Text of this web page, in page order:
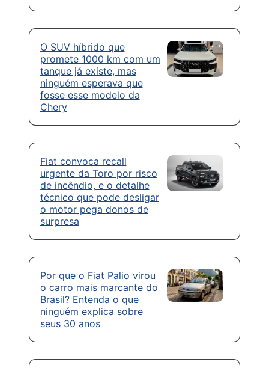
O SUV híbrido que
promete 1000 km com um
tanque já existe, mas
ninguém esperava que
fosse esse modelo da
Chery
Fiat convoca recall
urgente da Toro por risco
de incêndio, e o detalhe
técnico que pode desligar
o motor pega donos de
surpresa
Por que o Fiat Palio virou
o carro mais marcante do
Brasil? Entenda o que
ninguém explica sobre
seus 30 anos